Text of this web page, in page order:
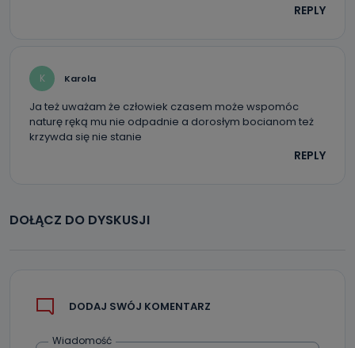
REPLY
K Karola
Ja też uważam że człowiek czasem może wspomóc
naturę ręką mu nie odpadnie a dorosłym bocianom też
krzywda się nie stanie
REPLY
DOŁĄCZ DO DYSKUSJI
DODAJ SWÓJ KOMENTARZ
Wiadomość